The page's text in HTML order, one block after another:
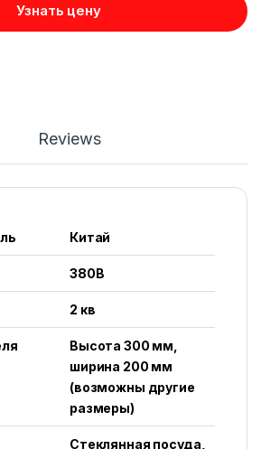
Узнать цену
Reviews
Китай
380В
2 кв
Высота 300 мм,
ширина 200 мм
(возможны другие
размеры)
Стеклянная посуда,